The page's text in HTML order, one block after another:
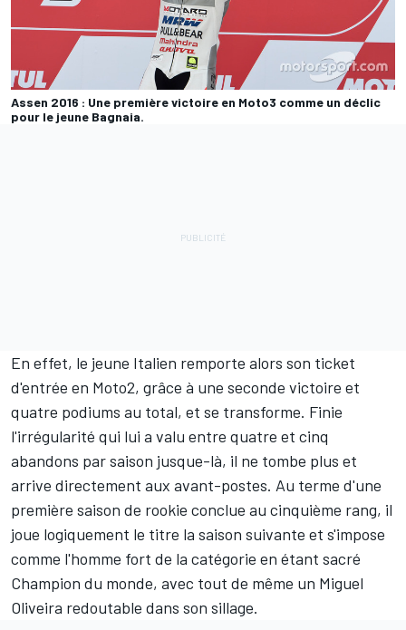
Assen 2016 : Une première victoire en Moto3 comme un déclic
pour le jeune Bagnaia.
En effet, le jeune Italien remporte alors son ticket
d'entrée en Moto2, grâce à une seconde victoire et
quatre podiums au total, et se transforme. Finie
l'irrégularité qui lui a valu entre quatre et cinq
abandons par saison jusque-là, il ne tombe plus et
arrive directement aux avant-postes. Au terme d'une
première saison de rookie conclue au cinquième rang, il
joue logiquement le titre la saison suivante et s'impose
comme l'homme fort de la catégorie en étant sacré
Champion du monde, avec tout de même un Miguel
Oliveira redoutable dans son sillage.